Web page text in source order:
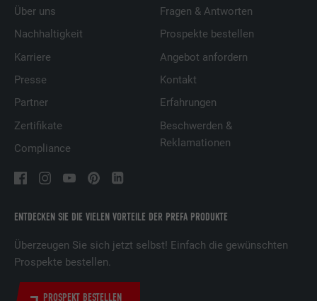
ENTDECKEN SIE DIE VIELEN VORTEILE DER PREFA PRODUKTE
Überzeugen Sie sich jetzt selbst! Einfach die gewünschten
Prospekte bestellen.
PROSPEKT BESTELLEN
Über uns
Nachhaltigkeit
Karriere
Presse
Partner
Zertifikate
Compliance
Fragen & Antworten
Prospekte bestellen
Angebot anfordern
Kontakt
Erfahrungen
Beschwerden &
Reklamationen